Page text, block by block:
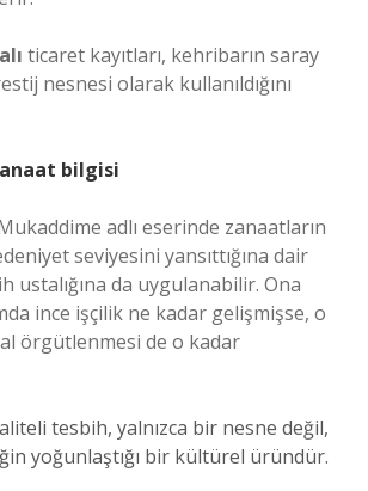
ticaret kayıtları, kehribarın saray
nesnesi olarak kullanıldığını
bilgisi
adlı eserinde zanaatların
seviyesini yansıttığına dair
ustalığına da uygulanabilir. Ona
ince işçilik ne kadar gelişmişse, o
örgütlenmesi de o kadar
tesbih, yalnızca bir nesne değil,
yoğunlaştığı bir kültürel üründür.